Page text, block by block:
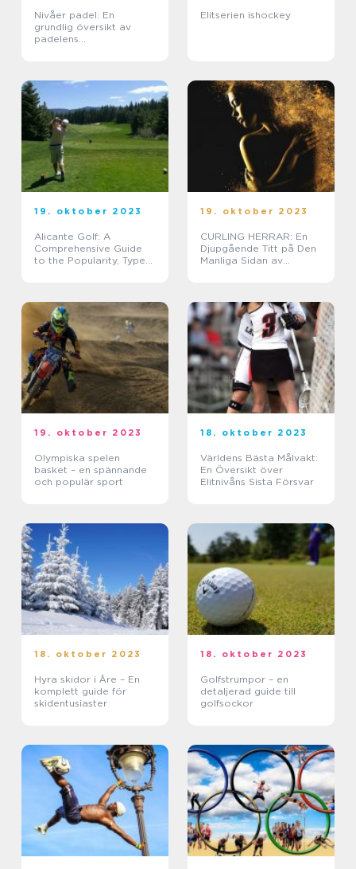
Nivåer padel: En
grundlig översikt av
padelens
Elitserien ishockey
19. oktober 2023
Alicante Golf: A
Comprehensive Guide
to the Popularity, Types,
19. oktober 2023
CURLING HERRAR: En
Djupgående Titt på Den
Manliga Sidan av
19. oktober 2023
Olympiska spelen
basket – en spännande
och populär sport
18. oktober 2023
Världens Bästa Målvakt:
En Översikt över
Elitnivåns Sista Försvar
18. oktober 2023
Hyra skidor i Åre – En
komplett guide för
skidentusiaster
18. oktober 2023
Golfstrumpor – en
detaljerad guide till
golfsockor